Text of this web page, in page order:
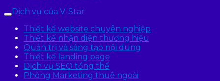
Dịch vụ của V-Star
Thiết kế website chuyên nghiệp
Thiết kế nhận diện thương hiệu
Quản trị và sáng tạo nội dung
Thiết kế landing page
Dịch vụ SEO tổng thể
Phòng Marketing thuê ngoài